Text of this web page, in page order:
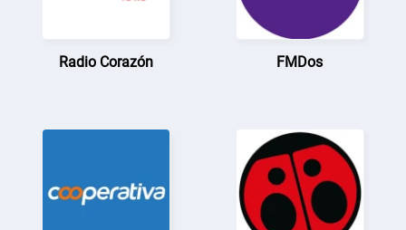
Radio Corazón FMDos